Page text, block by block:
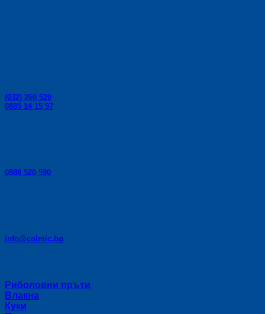
(032) 260 520
0885 14 15 97
0888 520 590
info@colmic.bg
Риболовни пръти
Влакна
Куки